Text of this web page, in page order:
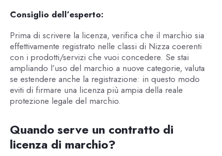
Consiglio dell’esperto:
Prima di scrivere la licenza, verifica che il marchio sia
effettivamente registrato nelle classi di Nizza coerenti
con i prodotti/servizi che vuoi concedere. Se stai
ampliando l’uso del marchio a nuove categorie, valuta
se estendere anche la registrazione: in questo modo
eviti di firmare una licenza più ampia della reale
protezione legale del marchio.
Quando serve un contratto di
licenza di marchio?